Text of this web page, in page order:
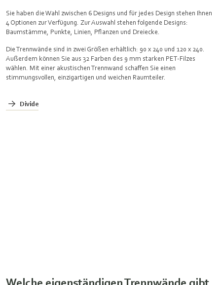
Sie haben die Wahl zwischen 6 Designs und für jedes Design stehen Ihnen
4 Optionen zur Verfügung. Zur Auswahl stehen folgende Designs:
Baumstämme, Punkte, Linien, Pflanzen und Dreiecke.
Die Trennwände sind in zwei Größen erhältlich: 90 x 240 und 120 x 240.
Außerdem können Sie aus 32 Farben des 9 mm starken PET-Filzes
wählen. Mit einer akustischen Trennwand schaffen Sie einen
stimmungsvollen, einzigartigen und weichen Raumteiler.
Divide